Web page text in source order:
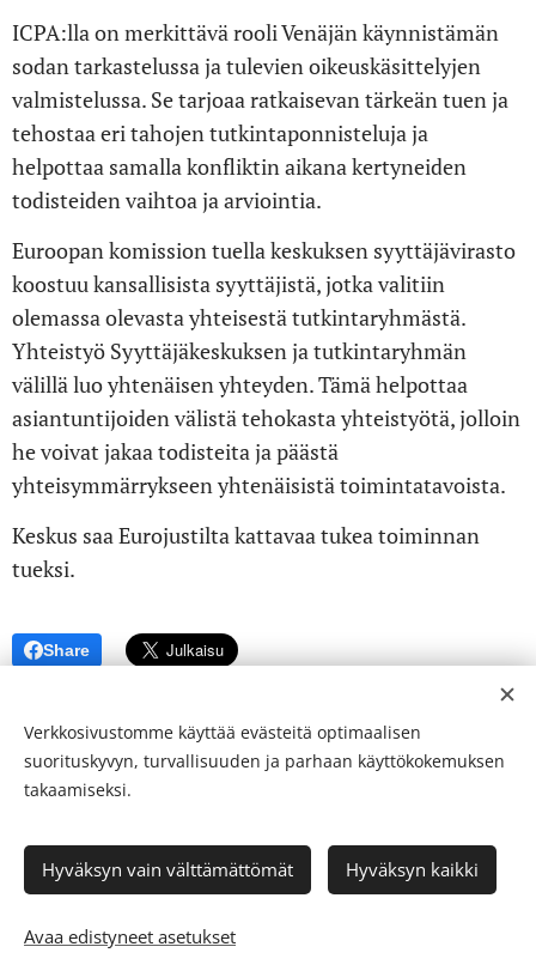
ICPA:lla on merkittävä rooli Venäjän käynnistämän
sodan tarkastelussa ja tulevien oikeuskäsittelyjen
valmistelussa. Se tarjoaa ratkaisevan tärkeän tuen ja
tehostaa eri tahojen tutkintaponnisteluja ja
helpottaa samalla konfliktin aikana kertyneiden
todisteiden vaihtoa ja arviointia.
Euroopan komission tuella keskuksen syyttäjävirasto
koostuu kansallisista syyttäjistä, jotka valitiin
olemassa olevasta yhteisestä tutkintaryhmästä.
Yhteistyö Syyttäjäkeskuksen ja tutkintaryhmän
välillä luo yhtenäisen yhteyden. Tämä helpottaa
asiantuntijoiden välistä tehokasta yhteistyötä, jolloin
he voivat jakaa todisteita ja päästä
yhteisymmärrykseen yhtenäisistä toimintatavoista.
Keskus saa Eurojustilta kattavaa tukea toiminnan
tueksi.
Share
ISSN 2342-3439
LuotuWebnodella
Verkkosivustomme käyttää evästeitä optimaalisen
suorituskyvyn, turvallisuuden ja parhaan käyttökokemuksen
takaamiseksi.
Hyväksyn vain välttämättömät Hyväksyn kaikki
Avaa edistyneet asetukset